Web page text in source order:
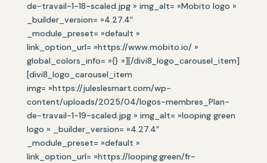
de-travail-1-18-scaled.jpg » img_alt= »Mobito logo »
_builder_version= »4.27.4″
_module_preset= »default »
link_option_url= »https://www.mobito.io/ »
global_colors_info= »{} »][/divi8_logo_carousel_item]
[divi8_logo_carousel_item
img= »https://juleslesmart.com/wp-
content/uploads/2025/04/logos-membres_Plan-
de-travail-1-19-scaled.jpg » img_alt= »looping green
logo » _builder_version= »4.27.4″
_module_preset= »default »
link_option_url= »https://looping.green/fr-